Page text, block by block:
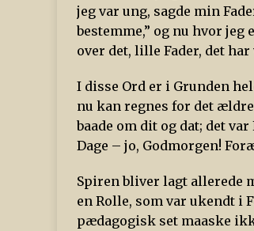
jeg var ung, sagde min
bestemme,” og nu hvor
over det, lille Fader, det har
I disse Ord er i Grunden
nu kan regnes for det
baade om dit og dat; det
Dage – jo, Godmorgen!
Spiren bliver lagt allerede
en Rolle, som var ukendt i
pædagogisk set maaske